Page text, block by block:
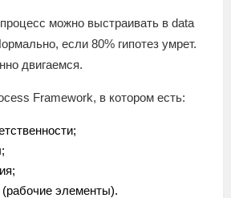
можно выстраивать в data
если 80% гипотез умрет.
двигаемся.
Framework, в котором есть:
элементы).